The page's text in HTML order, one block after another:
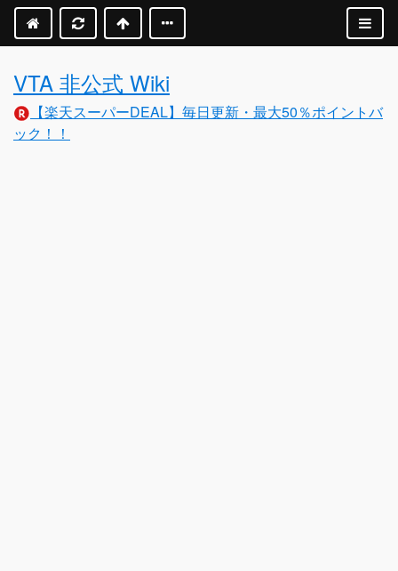
VTA 非公式 Wiki
【楽天スーパーDEAL】毎日更新・最大50％ポイントバ
ック！！